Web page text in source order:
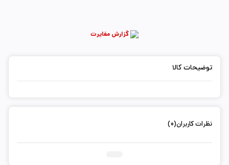
گزارش مغایرت
توضیحات کالا
نظرات کاربران(0)